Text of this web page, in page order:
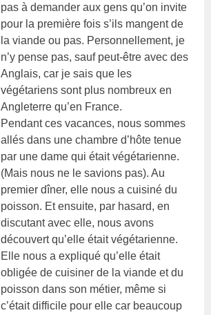
pas à demander aux gens qu’on invite
pour la première fois s’ils mangent de
la viande ou pas. Personnellement, je
n’y pense pas, sauf peut-être avec des
Anglais, car je sais que les
végétariens sont plus nombreux en
Angleterre qu’en France.
Pendant ces vacances, nous sommes
allés dans une chambre d’hôte tenue
par une dame qui était végétarienne.
(Mais nous ne le savions pas). Au
premier dîner, elle nous a cuisiné du
poisson. Et ensuite, par hasard, en
discutant avec elle, nous avons
découvert qu’elle était végétarienne.
Elle nous a expliqué qu’elle était
obligée de cuisiner de la viande et du
poisson dans son métier, même si
c’était difficile pour elle car beaucoup